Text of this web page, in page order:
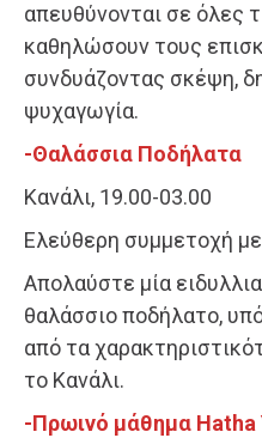
απευθύνονται σε όλες
καθηλώσουν τους
συνδυάζοντας σκέψη,
ψυχαγωγία.
-Θαλάσσια Ποδήλατα
Κανάλι, 19.00-03.00
Ελεύθερη συμμετοχή
Απολαύστε μία
θαλάσσιο ποδήλατο,
από τα
το Κανάλι.
-Πρωινό μάθημα Hatha